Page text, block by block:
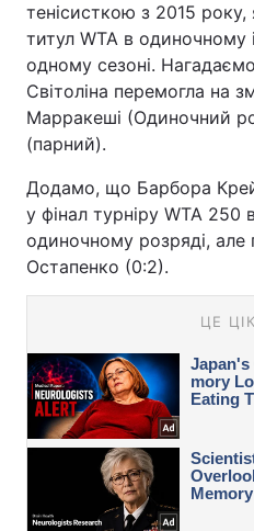
тенісисткою з 2015 року,
титул WTA в одиночному
одному сезоні.
Світоліна перемогла на
Марракеші (Одиночний
(парний).
Додамо, що Барбора
у фінал турніру WTA 250
одиночному розряді, але
Остапенко (0:2).